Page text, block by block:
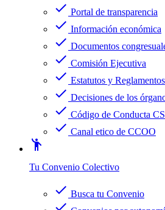
check Portal de transparencia
check Información económica
check Documentos
check Comisión Ejecutiva
check Estatutos y Reglamentos
check Decisiones de los
check Código de Conducta
check Canal etico de CCOO
emoji_people
Tu Convenio Colectivo
check Busca tu Convenio
check